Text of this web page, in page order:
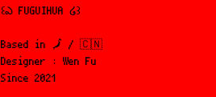
꒰ఎ FUGUIHUA ໒꒱
Based in 🗾 / 🇨🇳
Designer : Wen Fu
Since 2021